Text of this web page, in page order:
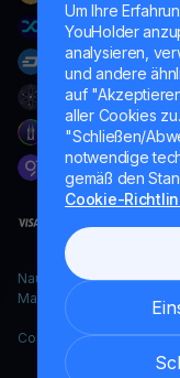
Um Ihre
YouHolder
analysieren,
und andere
auf
aller Cookies
"Schließen/
notwendige
gemäß den
Cookie-
Naumard LTD. –
Marketingzwecke
Copyright YouHodler,